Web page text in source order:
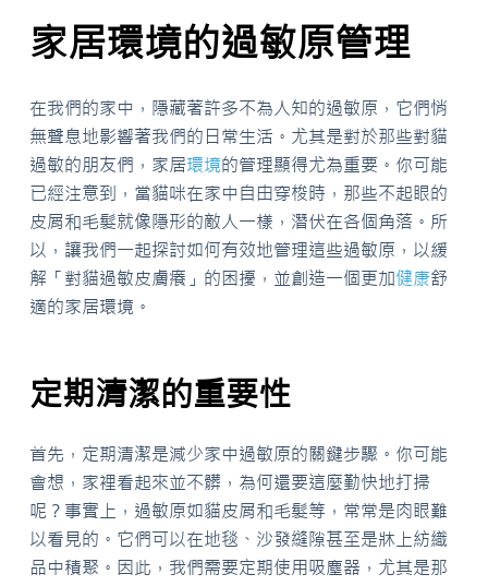
家居環境的過敏原管理
在我們的家中，隱藏著許多不為人知的過敏原，它們悄
無聲息地影響著我們的日常生活。尤其是對於那些對貓
過敏的朋友們，家居環境的管理顯得尤為重要。你可能
已經注意到，當貓咪在家中自由穿梭時，那些不起眼的
皮屑和毛髮就像隱形的敵人一樣，潛伏在各個角落。所
以，讓我們一起探討如何有效地管理這些過敏原，以緩
解「對貓過敏皮膚癢」的困擾，並創造一個更加健康舒
適的家居環境。
定期清潔的重要性
首先，定期清潔是減少家中過敏原的關鍵步驟。你可能
會想，家裡看起來並不髒，為何還要這麼勤快地打掃
呢？事實上，過敏原如貓皮屑和毛髮等，常常是肉眼難
以看見的。它們可以在地毯、沙發縫隙甚至是牀上紡織
品中積聚。因此，我們需要定期使用吸塵器，尤其是那